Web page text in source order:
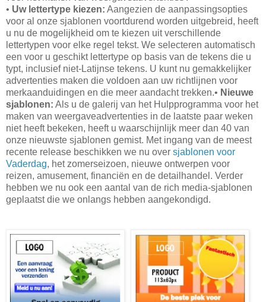
• Uw lettertype kiezen: Aangezien de aanpassingsopties
voor al onze sjablonen voortdurend worden uitgebreid, heeft
u nu de mogelijkheid om te kiezen uit verschillende
lettertypen voor elke regel tekst. We selecteren automatisch
een voor u geschikt lettertype op basis van de tekens die u
typt, inclusief niet-Latijnse tekens. U kunt nu gemakkelijker
advertenties maken die voldoen aan uw richtlijnen voor
merkaanduidingen en die meer aandacht trekken.• Nieuwe
sjablonen: Als u de galerij van het Hulpprogramma voor het
maken van weergaveadvertenties in de laatste paar weken
niet heeft bekeken, heeft u waarschijnlijk meer dan 40 van
onze nieuwste sjablonen gemist. Met ingang van de meest
recente release beschikken we nu over sjablonen voor
Vaderdag, het zomerseizoen, nieuwe ontwerpen voor
reizen, amusement, financiën en de detailhandel. Verder
hebben we nu ook een aantal van de rich media-sjablonen
geplaatst die we onlangs hebben aangekondigd.